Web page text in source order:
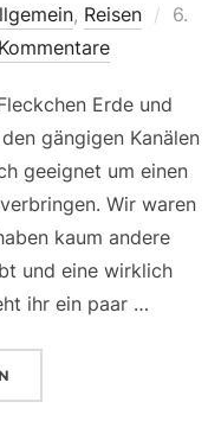
, Reisen
6.
Erde und
gängigen Kanälen
geeignet um einen
Wir waren
kaum andere
und eine wirklich
ihr ein paar …
„EIN BISSCHEN